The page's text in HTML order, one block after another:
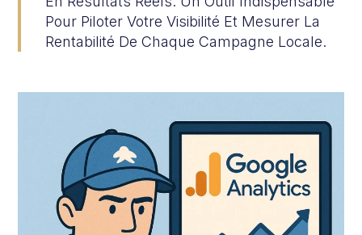
Pour Piloter Votre Visibilité Et Mesurer La
Rentabilité De Chaque Campagne Locale.